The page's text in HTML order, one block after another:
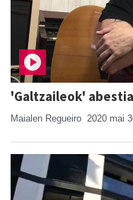
'Galtzaileok'
Maialen Regueiro 2020 mai